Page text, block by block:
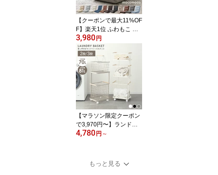
ー キッズ おしゃれ かわ
いい 屋内 屋外 水遊び 犬
猫【クーポンで最大11%OF
F】楽天1位 ふわもこ 座
椅子 リクライニング 14
段階 KoYo製ギア コンパ
クト おしゃれ もこもこ
座イス リクライニングチ
ェア フロアチェア 折り
たたみ 軽量 一人用 リラ
ックスチェア リビングチ
ェア 背もたれ 父の日 ギ
フト
3,980円
【マラソン限定クーポン
で3,970円〜】ランドリ
ーバスケット 2段 3段 ス
ラック ランドリーワゴン
洗濯かご 洗濯物入れ か
4,780円 ～
もっと見る